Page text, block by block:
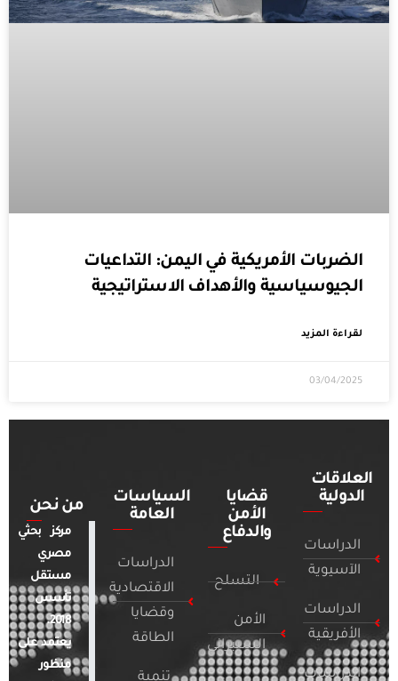
الضربات الأمريكية في اليمن: التداعيات
الجيوسياسية والأهداف الاستراتيجية
لقراءة المزيد
03/04/2025
العلاقات
الدولية
الدراسات
الآسيوية
الدراسات
الأفريقية
الدراسات
قضايا
الأمن
والدفاع
التسلح
الأمن
السيبراني
السياسات
العامة
الدراسات
الاقتصادية
وقضايا
الطاقة
تنمية
من نحن
مركز بحثي
مصري
مستقل
تأسس
2018.
يعتمد على
منظور